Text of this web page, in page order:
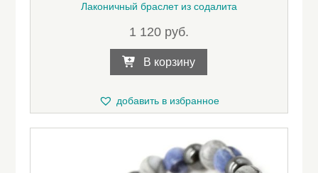
Лаконичный браслет из содалита
1 120 руб.
В корзину
добавить в избранное